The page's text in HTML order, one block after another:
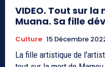
VIDEO. Tout sur
Muana. Sa fille
Culture 15 Décembre
La fille artistique de